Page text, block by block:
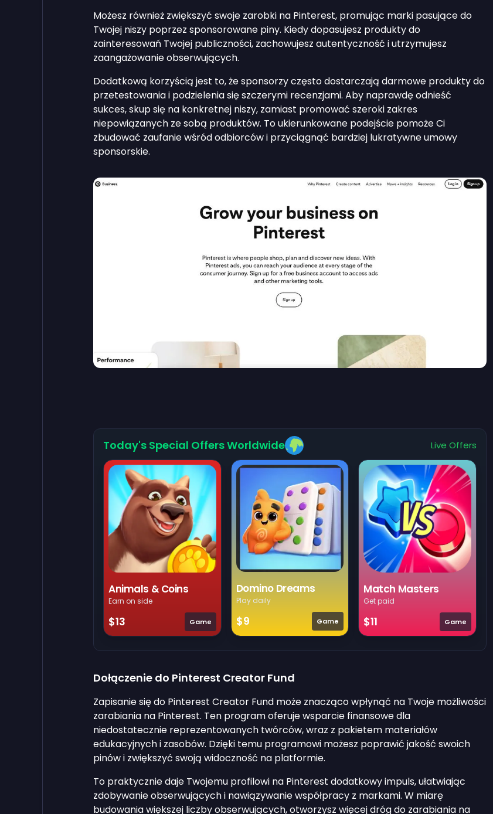
Możesz również zwiększyć swoje zarobki na Pinterest, promując marki pasujące do
Twojej niszy poprzez sponsorowane piny. Kiedy dopasujesz produkty do
zainteresowań Twojej publiczności, zachowujesz autentyczność i utrzymujesz
zaangażowanie obserwujących.
Dodatkową korzyścią jest to, że sponsorzy często dostarczają darmowe produkty do
przetestowania i podzielenia się szczerymi recenzjami. Aby naprawdę odnieść
sukces, skup się na konkretnej niszy, zamiast promować szeroki zakres
niepowiązanych ze sobą produktów. To ukierunkowane podejście pomoże Ci
zbudować zaufanie wśród odbiorców i przyciągnąć bardziej lukratywne umowy
sponsorskie.
Today's Special Offers Worldwide Live Offers
Animals & Coins
Earn on side
$13 Game
Domino Dreams
Play daily
$9 Game
Match Masters
Get paid
$11 Game
Dołączenie do Pinterest Creator Fund
Zapisanie się do Pinterest Creator Fund może znacząco wpłynąć na Twoje możliwości
zarabiania na Pinterest. Ten program oferuje wsparcie finansowe dla
niedostatecznie reprezentowanych twórców, wraz z pakietem materiałów
edukacyjnych i zasobów. Dzięki temu programowi możesz poprawić jakość swoich
pinów i zwiększyć swoją widoczność na platformie.
To praktycznie daje Twojemu profilowi na Pinterest dodatkowy impuls, ułatwiając
zdobywanie obserwujących i nawiązywanie współpracy z markami. W miarę
budowania większej liczby obserwujących, otworzysz więcej dróg do zarabiania na